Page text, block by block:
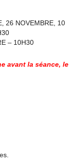
26 NOVEMBRE, 10
– 10H30
avant la séance, le